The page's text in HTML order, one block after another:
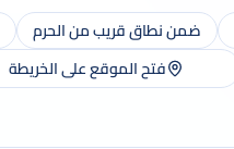
ضمن نطاق قريب من الحرم
فتح الموقع على الخريطة